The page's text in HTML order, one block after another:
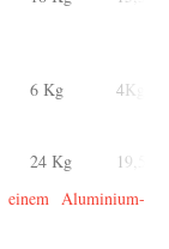
6 Kg 4Kg
24 Kg
19,5
Aluminium-